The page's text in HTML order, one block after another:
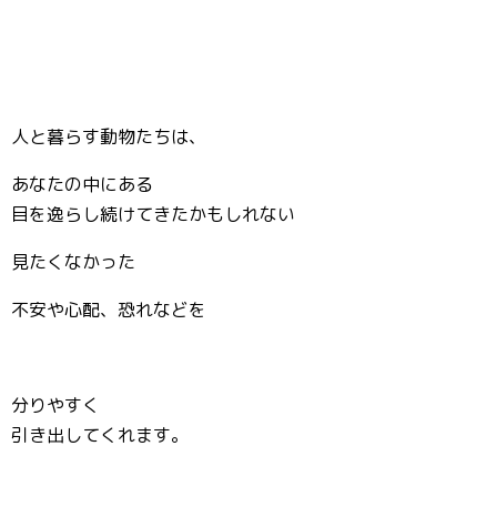
人と暮らす動物たちは、
あなたの中にある
目を逸らし続けてきたかもしれない
見たくなかった
不安や心配、恐れなどを
分りやすく
引き出してくれます。